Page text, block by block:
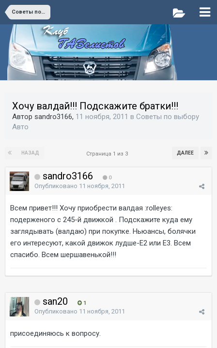
Советы по выбору Авто
Хочу валдай!!! Подскажите братки!!!
Автор sandro3166, 11 ноября, 2011 в Советы по выбору
Авто
НАЗАД ДАЛЕЕ
Страница 1 из 3
sandro3166 0
Опубликовано 11 ноября, 2011
Всем привет!!! Хочу приобрести валдая :rolleyes:
подерженого с 245-й движкой . Подскажите куда ему
заглядывать (валдаю) при покупке. Ньюансы, болячки
его интересуют, какой движок лудше-Е2 или Е3. Всем
спасибо. Всем шершавенькой!!!
san20 1
Опубликовано 11 ноября, 2011
присоединяюсь к вопросу.